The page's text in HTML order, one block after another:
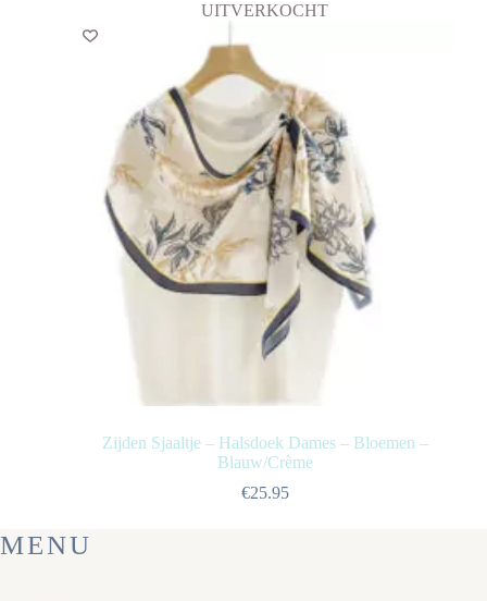
UITVERKOCHT
Zijden Sjaaltje – Halsdoek Dames – Bloemen –
Blauw/Crème
€25.95
MENU